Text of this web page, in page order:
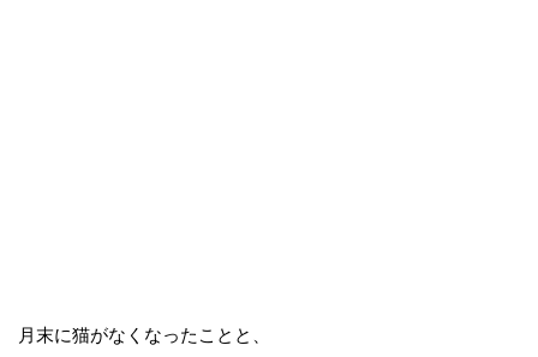
月末に猫がなくなったことと、